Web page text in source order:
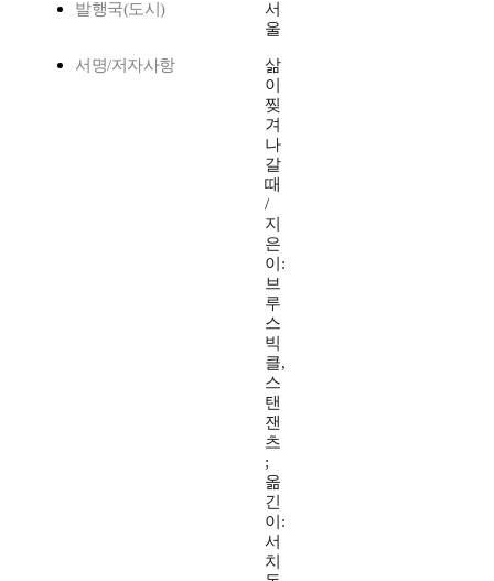
발행국(도시)
서
울
서명/저자사항
삶
이
찢
겨
나
갈
때
/
지
은
이:
브
루
스
빅
클,
스
탠
잰
츠
;
옮
긴
이:
서
치